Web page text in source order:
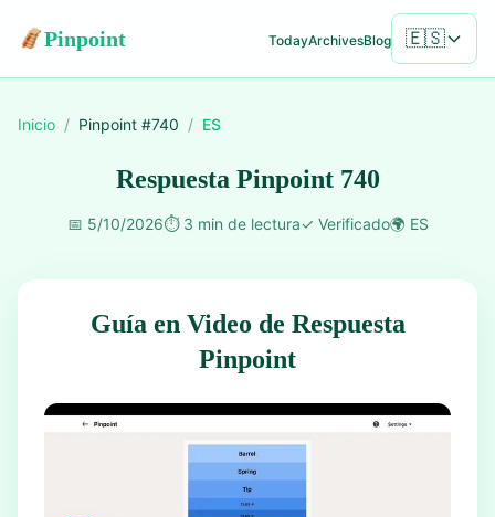
Pinpoint TodayArchivesBlog 🇪🇸
Inicio / Pinpoint #740 / ES
Respuesta Pinpoint 740
📅 5/10/2026⏱️ 3 min de lectura✓ Verificado🌍 ES
Guía en Video de Respuesta
Pinpoint